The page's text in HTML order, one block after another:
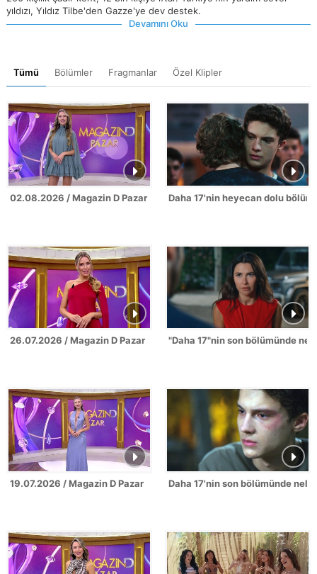
yıldızı, Yıldız Tilbe'den Gazze'ye dev destek.
Devamını Oku
Tümü Bölümler Fragmanlar Özel Klipler
02.08.2026 / Magazin D Pazar Daha 17'nin heyecan dolu
26.07.2026 / Magazin D Pazar "Daha 17"nin son bölümünde
19.07.2026 / Magazin D Pazar Daha 17'nin son bölümünde